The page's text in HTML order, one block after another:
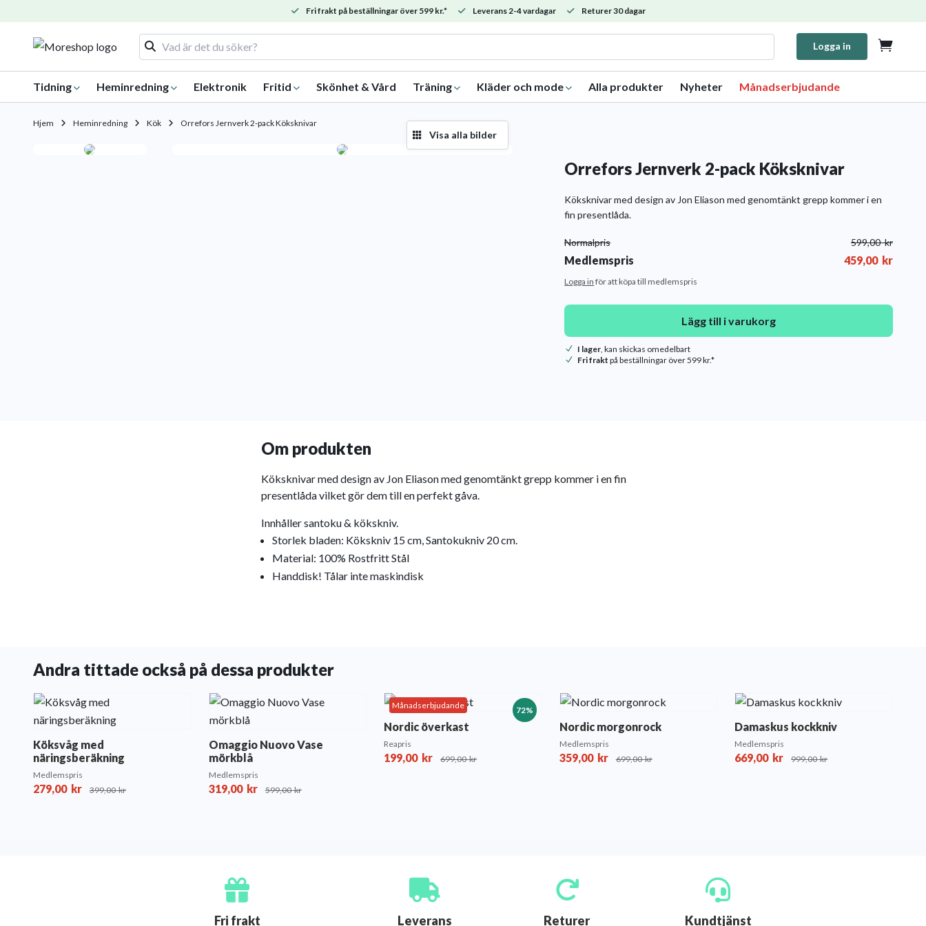
Fri frakt på beställningar över 599 kr.* Leverans 2-4 vardagar Returer 30 dagar
Logga in 
Tidning Heminredning Elektronik Fritid Skönhet & Vård Träning Kläder och mode Alla produkter Nyheter Månadserbjudande
Hjem Heminredning Kök Orrefors Jernverk 2-pack Köksknivar
Visa alla bilder
Orrefors Jernverk 2-pack Köksknivar
Köksknivar med design av Jon Eliason med genomtänkt grepp kommer i en
fin presentlåda.
Normalpris 599,00kr
Medlemspris 459,00 kr
Logga in för att köpa till medlemspris
Lägg till i varukorg
I lager , kan skickas omedelbart
Fri frakt på beställningar över 599 kr.*
Om produkten
Köksknivar med design av Jon Eliason med genomtänkt grepp kommer i en fin
presentlåda vilket gör dem till en perfekt gåva.
Innhåller santoku & kökskniv.
Storlek bladen: Kökskniv 15 cm, Santokukniv 20 cm.
Material: 100% Rostfritt Stål
Handdisk! Tålar inte maskindisk
Andra tittade också på dessa produkter
Köksvåg med
näringsberäkning
Medlemspris
279,00 kr 399,00kr
Omaggio Nuovo Vase
mörkblå
Medlemspris
319,00 kr 599,00kr
72%
Månadserbjudande
Nordic överkast
Reapris
199,00 kr 699,00kr
Nordic morgonrock
Medlemspris
359,00 kr 699,00kr
Damaskus kockkniv
Medlemspris
669,00 kr 999,00kr
Fri frakt Leverans Returer Kundtjänst